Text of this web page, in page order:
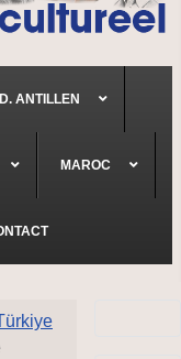
ANTILLEN
MAROC